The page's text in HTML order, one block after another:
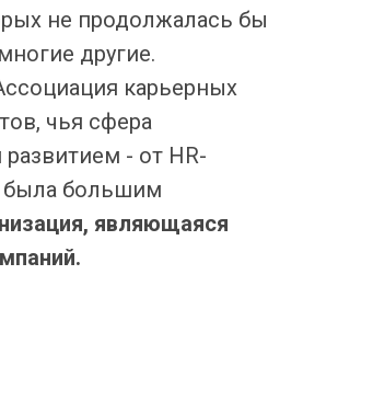
не продолжалась бы
другие.
карьерных
чья сфера
- от HR-
была большим
являющаяся